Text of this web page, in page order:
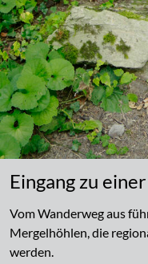
Eingang zu
Vom Wanderweg aus
Mergelhöhlen, die
werden.